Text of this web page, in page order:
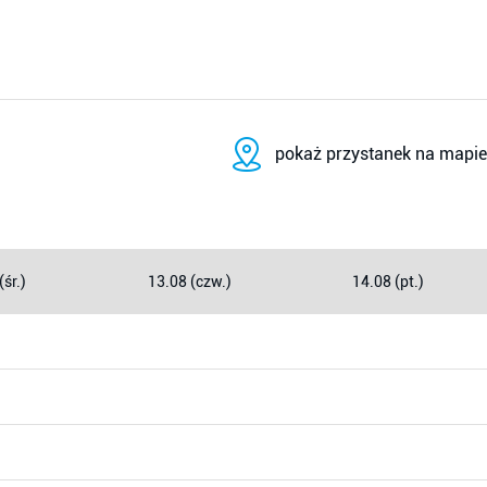
pokaż przystanek na mapie
13.08 (czw.) 14.08 (pt.)